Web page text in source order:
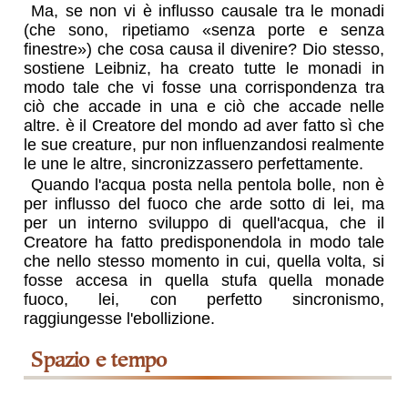
Ma, se non vi è influsso causale tra le monadi
(che sono, ripetiamo «senza porte e senza
finestre») che cosa causa il divenire? Dio stesso,
sostiene Leibniz, ha creato tutte le monadi in
modo tale che vi fosse una corrispondenza tra
ciò che accade in una e ciò che accade nelle
altre. è il Creatore del mondo ad aver fatto sì che
le sue creature, pur non influenzandosi realmente
le une le altre, sincronizzassero perfettamente.
Quando l'acqua posta nella pentola bolle, non è
per influsso del fuoco che arde sotto di lei, ma
per un interno sviluppo di quell'acqua, che il
Creatore ha fatto predisponendola in modo tale
che nello stesso momento in cui, quella volta, si
fosse accesa in quella stufa quella monade
fuoco, lei, con perfetto sincronismo,
raggiungesse l'ebollizione.
spazio e tempo